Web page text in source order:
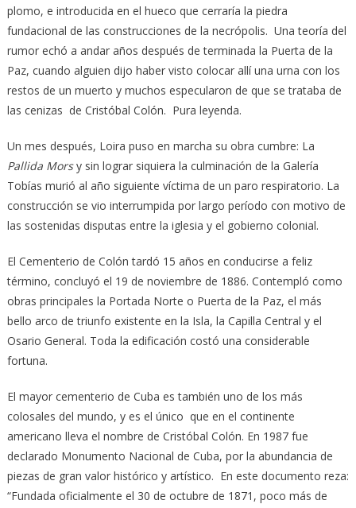
plomo, e introducida en el hueco que cerraría la piedra
fundacional de las construcciones de la necrópolis. Una teoría del
rumor echó a andar años después de terminada la Puerta de la
Paz, cuando alguien dijo haber visto colocar allí una urna con los
restos de un muerto y muchos especularon de que se trataba de
las cenizas de Cristóbal Colón. Pura leyenda.
Un mes después, Loira puso en marcha su obra cumbre: La
Pallida Morsy sin lograr siquiera la culminación de la Galería
Tobías murió al año siguiente víctima de un paro respiratorio. La
construcción se vio interrumpida por largo período con motivo de
las sostenidas disputas entre la iglesia y el gobierno colonial.
El Cementerio de Colón tardó 15 años en conducirse a feliz
término, concluyó el 19 de noviembre de 1886. Contempló como
obras principales la Portada Norte o Puerta de la Paz, el más
bello arco de triunfo existente en la Isla, la Capilla Central y el
Osario General. Toda la edificación costó una considerable
fortuna.
El mayor cementerio de Cuba es también uno de los más
colosales del mundo, y es el único que en el continente
americano lleva el nombre de Cristóbal Colón. En 1987 fue
declarado Monumento Nacional de Cuba, por la abundancia de
piezas de gran valor histórico y artístico. En este documento reza:
“Fundada oficialmente el 30 de octubre de 1871, poco más de